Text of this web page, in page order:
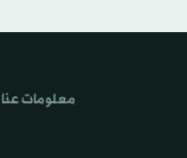
معلومات عنا